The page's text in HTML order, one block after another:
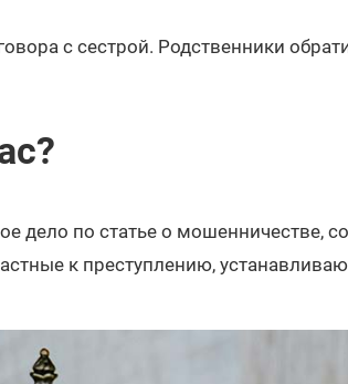
с сестрой. Родственники
дело по статье о мошенничестве,
к преступлению,